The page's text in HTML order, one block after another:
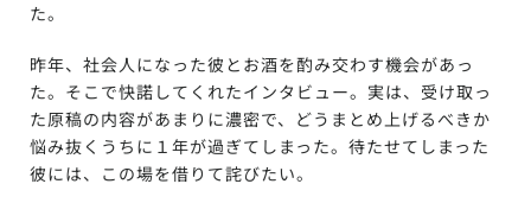
た。
昨年、社会人になった彼とお酒を酌み交わす機会があっ
た。そこで快諾してくれたインタビュー。実は、受け取っ
た原稿の内容があまりに濃密で、どうまとめ上げるべきか
悩み抜くうちに１年が過ぎてしまった。待たせてしまった
彼には、この場を借りて詫びたい。